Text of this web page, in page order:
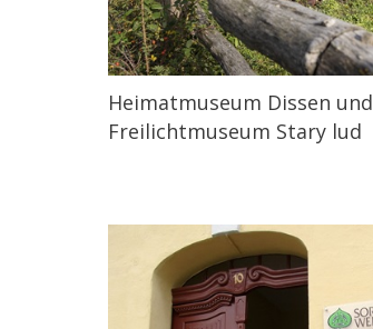
Heimatmuseum Dissen und
Freilichtmuseum Stary lud